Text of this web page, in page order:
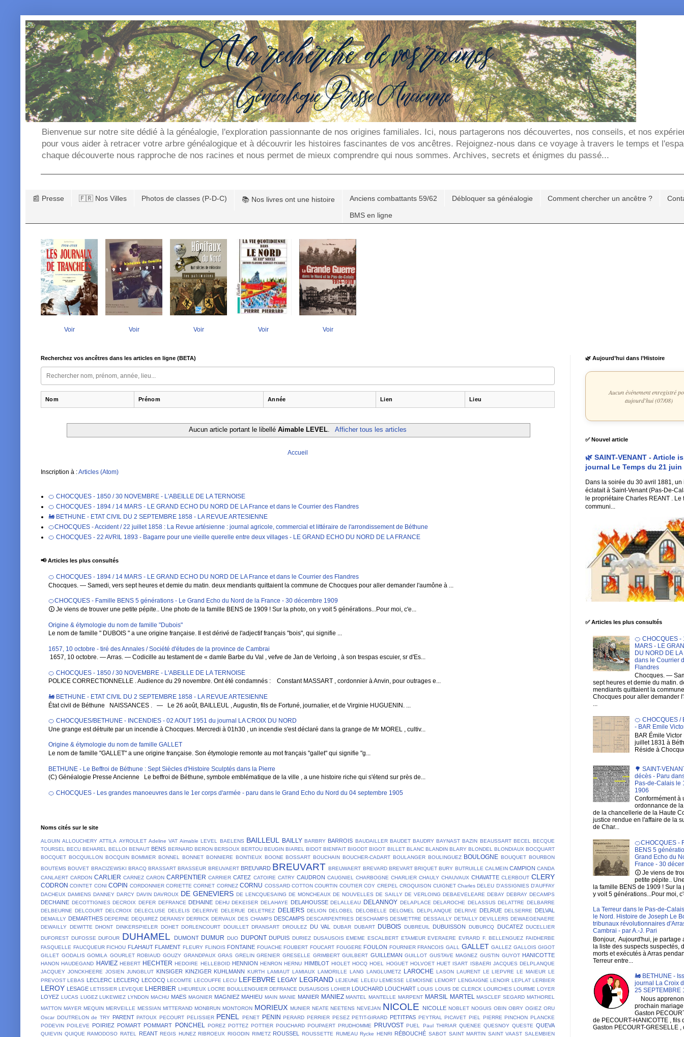
Bienvenue sur notre site dédié à la généalogie, l'exploration passionnante de nos origines familiales. Ici, nous partagerons nos découvertes, nos conseils, et nos
pour vous aider à retracer votre arbre généalogique et à découvrir les histoires fascinantes de vos ancêtres. Rejoignez-nous dans ce voyage à travers le temps et
chaque découverte nous rapproche de nos racines et nous permet de mieux comprendre qui nous sommes. Archives, secrets et énigmes du passé...
📰 Presse 🇫🇷 Nos Villes Photos de classes (P-D-C) 📚 Nos livres ont une histoire Anciens combattants 59/62 Débloquer sa généalogie Comment chercher un ancêtre ?
BMS en ligne
Voir Voir Voir Voir Voir
Recherchez vos ancêtres dans les articles en ligne (BETA)
Nom Prénom Année Lien Lieu
Aucun article portant le libelléAimable LEVEL Afficher tous les articles
Accueil
Inscription à :Articles (Atom)
🍊 CHOCQUES - 1850 / 30 NOVEMBRE - L'ABEILLE DE LA TERNOISE
🍊 CHOCQUES - 1894 / 14 MARS - LE GRAND ECHO DU NORD DE LA France et dans le Courrier des Flandres
🚂 BETHUNE - ETAT CIVIL DU 2 SEPTEMBRE 1858 - LA REVUE ARTESIENNE
🍊CHOCQUES - Accident / 22 juillet 1858 : La Revue artésienne : journal agricole, commercial et littéraire de l'arrondissement de Béthune
🍊 CHOCQUES - 22 AVRIL 1893 - Bagarre pour une vieille querelle entre deux villages - LE GRAND ECHO DU NORD DE LA FRANCE
📢 Articles les plus consultés
🍊 CHOCQUES - 1894 / 14 MARS - LE GRAND ECHO DU NORD DE LA France et dans le Courrier des Flandres
Chocques. — Samedi, vers sept heures et demie du matin. deux mendiants quittaient la commune de Chocques pour aller demander l'aumône à ...
🍊CHOCQUES - Famille BENS 5 générations - Le Grand Echo du Nord de la France - 30 décembre 1909
🛈 Je viens de trouver une petite pépite.. Une photo de la famille BENS de 1909 ! Sur la photo, on y voit 5 générations...Pour moi, c'e...
Origine & étymologie du nom de famille "Dubois"
Le nom de famille " DUBOIS " a une origine française. Il est dérivé de l'adjectif français "bois", qui signifie ...
1657, 10 octobre - tiré des Annales / Société d'études de la province de Cambrai
1657, 10 octobre. — Arras. — Codicille au testament de « damle Barbe du Val , vefve de Jan de Verloing , à son trespas escuier, sr d'Es...
🍊 CHOCQUES - 1850 / 30 NOVEMBRE - L'ABEILLE DE LA TERNOISE
POLICE CORRECTIONNELLE . Audience du 29 novembre. Ont été condamnés : Constant MASSART , cordonnier à Anvin, pour outrages e...
🚂 BETHUNE - ETAT CIVIL DU 2 SEPTEMBRE 1858 - LA REVUE ARTESIENNE
État civil de Béthune NAISSANCES . — Le 26 août, BAILLEUL , Augustin, fils de Fortuné, journalier, et de Virginie HUGUENIN. ...
🍊 CHOCQUES/BETHUNE - INCENDIES - 02 AOUT 1951 du journal LA CROIX DU NORD
Une grange est détruite par un incendie à Chocques. Mercredi à 01h30 , un incendie s'est déclaré dans la grange de Mr MOREL , cultiv...
Origine & étymologie du nom de famille GALLET
Le nom de famille "GALLET" a une origine française. Son étymologie remonte au mot français "gallet" qui signifie "g...
BETHUNE - Le Beffroi de Béthune : Sept Siècles d'Histoire Sculptés dans la Pierre
(C) Généalogie Presse Ancienne Le beffroi de Béthune, symbole emblématique de la ville , a une histoire riche qui s'étend sur près de...
🍊 CHOCQUES - Les grandes manoeuvres dans le 1er corps d'armée - paru dans le Grand Echo du Nord du 04 septembre 1905
Noms cités sur le site
ALGUIN ALLOUCHERY ATTILA AYROULET Adeline VAT Aimable LEVEL BAELENS BAILLEUL BAILLY BARBRY BARROIS BAUDAILLER BAUDET BAUDRY BAYNAST BAZIN BEAUSSART BECEL
BECQUE
TOURSEL
BECU BEHAREL BELLOI BENAUT BENS BERNARD BERON BERSOUX BERTOU BEUGIN BIAREL BIDOT BIENFAIT BIGODT BIGOT BILLET BLANC BLANDIN BLARY BLONDEL BLONDIAUX BOCQUART
BOCQUET BOCQUILLON BOCQUIN BOMMIER BONNEL BONNET BONNIERE BONTIEUX BOONE BOSSART BOUCHAIN BOUCHER-CADART BOULANGER BOULINGUEZ BOULOGNE BOUQUET BOURBON
BOUTEMS BOUVET BRACIZEWSKI BRACQ BRASSART BRASSEUR BREUVAERT BREUVARD BREUVART BREUWAERT BREVARD BREVART BRIQUET BURY BUTRUILLE CALMEIN CAMPION CANDA
CANLAERT CARDON CARLIER CARNEZ CARON CARPENTIER CARRIER CATEZ CATOIRE CATRY CAUDRON CAUGNIEL CHARBOGNE CHARLIER CHAULY CHAUVAUX CHAVATTE CLERBOUT CLERY
CODRON COINTET CONI COPIN CORDONNIER CORIETTE CORNET CORNEZ CORNU COSSARD COTTON COURTIN COUTIER COY CREPEL CROQUISON CUIGNET Charles DELEU D'ASSIGNIES D'AUFFAY
DACHEUX DAMIENS DANNEY DARCY DAVIN DAVROUX DE GENEVIERS DE LENCQUESAING DE MONCHEAUX DE NOUVELLES DE SAILLY DE VERLOING DEBAEVELEARE DEBAY DEBRAY DECAMPS
DECHAINE DECOTTIGNIES DECROIX DEFER DEFRANCE DEHAINE DEHU DEKEISER DELAHAYE DELAHOUSSE DELALLEAU DELANNOY DELAPLACE DELAROCHE DELASSUS DELATTRE DELBARRE
DELBEURNE DELCOURT DELCROIX DELECLUSE DELELIS DELERIVE DELERUE DELETREZ DELIERS DELION DELOBEL DELOBELLE DELOMEL DELPLANQUE DELRIVE DELRUE DELSERRE DELVAL
DEMAILLY DEMARTHES DEPERNE DEQUIREZ DERANSY DERRICK DERVAUX DES CHAMPS DESCAMPS DESCARPENTRIES DESCHAMPS DESMETTRE DESSAILLY DETAILLY DEVILLERS DEWAEGENAERE
DEWAILLY DEWITTE DHONT DINKERSPIELER DOHET DORLENCOURT DOUILLET DRANSART DROULEZ DU VAL DUBAR DUBART DUBOIS DUBREUIL DUBUISSON DUBURCQ DUCATEZ DUCELLIER
DUFOREST DUFOSSE DUFOUR DUHAMEL DUMONT DUMUR DUO DUPONT DUPUIS DURIEZ DUSAUSOIS EMEME ESCALBERT ETAMEUR EVERAERE EVRARD F. BELLENGUEZ FAIDHERBE
FASQUELLE FAUCQUEUR FICHOU FLAHAUT FLAMENT FLEURY FLINOIS FONTAINE FOUACHE FOUBERT FOUCART FOUGERE FOULON FOURNIER FRANCOIS GALL GALLET GALLEZ GALLOIS GIGOT
GILLET GODALIS GOMILA GOURLET ROBIAUD GOUZY GRANDPAUX GRAS GRELIN GRENIER GRESELLE GRIMBERT GUILBERT GUILLEMAN GUILLOT GUSTAVE MAGNEZ GUSTIN GUYOT HANICOTTE
HANON HAUDEGAND HAVIEZ HEBERT HECHTER HEDOIRE HELLEBOID HENNION HENRON HERNU HIMBLOT HIOLET HOCQ HOEL HOGUET HOLVOET HUET ISART ISBAERI JACQUES DELPLANQUE
JACQUEY JONCKHEERE JOSIEN JUNGBLUT KINSIGER KINZIGER KUHLMANN KURTH LAMIAUT LAMIAUX LAMORILLE LANG LANGLUMETZ LAROCHE LASON LAURENT LE LIEPVRE LE MAIEUR LE
PREVOST LEBAS LECLERC LECLERQ LECOCQ LECOMTE LECOUFFE LECU LEFEBVRE LEGAY LEGRAND LEJEUNE LELEU LEMESSE LEMOISNE LEMORT LENGAIGNE LENOIR LEPLAT LERBIER
LEROY LESAGE LETISSIER LEVEQUE LHERBIER LHEUREUX LOCRE BOULLENGUIER DEFRANCE DUSAUSOIS LOHIER LOUCHARD LOUCHART LOUIS LOUIS DE CLERCK LOURCHES LOURME LOYER
LOYEZ LUCAS LUGEZ LUKEWIEZ LYNDON MACHU MAES MAGNIER MAGNIEZ MAHIEU MAIN MANIE MANIER MANIEZ MANTEL MANTELLE MARPENT MARSIL MARTEL MASCLEF SEGARD MATHOREL
MATTON MAYER MEQUIN MERVEILLE MESSIAN MITTERAND MONBRUN MONTORON MORIEUX MUNIER NEATE NEETENS NEVEJAN NICOLE NICOLLE NOBLET NOGUIS OBIN OBRY OGIEZ ORU
Oscar DOUTRELON de TRY PARENT PATOUX PECOURT PELISSIER PENEL PENET PENIN PERARD PERRIER PESEZ PETIT-GIRARD PETITPAS PEYTRAL PICAVET PIEL PIERRE PINCHON PLANCKE
PODEVIN POILEVE POIRIEZ POMART POMMART PONCHEL POREZ POTTEZ POTTIER POUCHARD POUPAERT PRUDHOMME PRUVOST PUEL Paul THIRIAR QUENEE QUESNOY QUESTE QUEVA
QUIEVIN QUIQUE RAMODOSO RATEL REANT REGIS HUNEZ RIBROEUX RIGODIN RIMETZ ROUSSEL ROUSSETTE RUMEAU Rycke HENRI RÉBOUCHÉ SABOT SAINT MARTIN SAINT VAAST SALEMBIEN
🌿 Aujourd’hui dans l’Histoire
Aucun événement enregistré
aujourd'hui (07/08)
✅ Nouvel article
🌿 SAINT-VENANT - Article
journal Le Temps du 21 juin
Dans la soirée du 30 avril 1881,
éclatait à Saint-Venant (Pas-De-
le propriétaire Charles REANT . Le
communi...
✅ Articles les plus consultés
🍊 CHOCQUES -
MARS - LE
DU NORD DE
dans le Courrier
Flandres
Chocques. —
sept heures et demie du matin.
mendiants quittaient la
Chocques pour aller demander
...
🍊 CHOCQUES /
- BAR Emile
BAR Émile Victor
juillet 1831 à
Réside à
🌳 SAINT-
décès - Paru
Pas-de-Calais le
1906
Conformément à
ordonnance de
de la chancellerie de la Haute
justice rendue en l'affaire de la
de Char...
🍊CHOCQUES -
BENS 5
Grand Echo du
France - 30
🛈 Je viens de
petite pépite..
la famille BENS de 1909 ! Sur la
y voit 5 générations...Pour moi,
La Terreur dans le Pas-de-
le Nord. Histoire de Joseph Le
tribunaux révolutionnaires
Cambrai - par A.-J. Pari
Bonjour, Aujourd'hui, je partage
la liste des suspects suspectés,
morts et exécutés à Arras
Terreur entre...
🚂 BETHUNE -
journal La Croix
25 SEPTEMBRE
Nous
prochain
Gaston
de PECOURT-HANICOTTE , fils
Gaston PECOURT-GRESELLE ,